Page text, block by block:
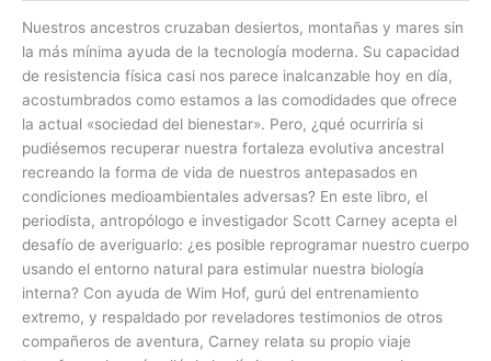
Nuestros ancestros cruzaban desiertos, montañas y mares sin
la más mínima ayuda de la tecnología moderna. Su capacidad
de resistencia física casi nos parece inalcanzable hoy en día,
acostumbrados como estamos a las comodidades que ofrece
la actual «sociedad del bienestar». Pero, ¿qué ocurriría si
pudiésemos recuperar nuestra fortaleza evolutiva ancestral
recreando la forma de vida de nuestros antepasados en
condiciones medioambientales adversas? En este libro, el
periodista, antropólogo e investigador Scott Carney acepta el
desafío de averiguarlo: ¿es posible reprogramar nuestro cuerpo
usando el entorno natural para estimular nuestra biología
interna? Con ayuda de Wim Hof, gurú del entrenamiento
extremo, y respaldado por reveladores testimonios de otros
compañeros de aventura, Carney relata su propio viaje